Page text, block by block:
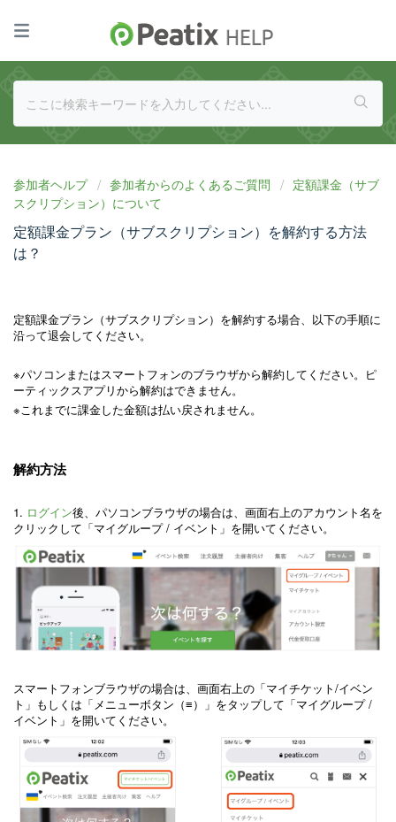
参加者ヘルプ 参加者からのよくあるご質問
定額課金（サブ
スクリプション）について
定額課金プラン（サブスクリプション）を解約する方法
は？
定額課金プラン（サブスクリプション）を解約する場合、以下の手順に
沿って退会してください。
※パソコンまたはスマートフォンのブラウザから解約してください。ピ
ーティックスアプリから解約はできません。
※これまでに課金した金額は払い戻されません。
解約方法
1. ログイン後、パソコンブラウザの場合は、画面右上のアカウント名を
クリックして「マイグループ / イベント」を開いてください。
スマートフォンブラウザの場合は、画面右上の「マイチケット/イベン
ト」もしくは「メニューボタン（≡）」をタップして「マイグループ /
イベント」を開いてください。